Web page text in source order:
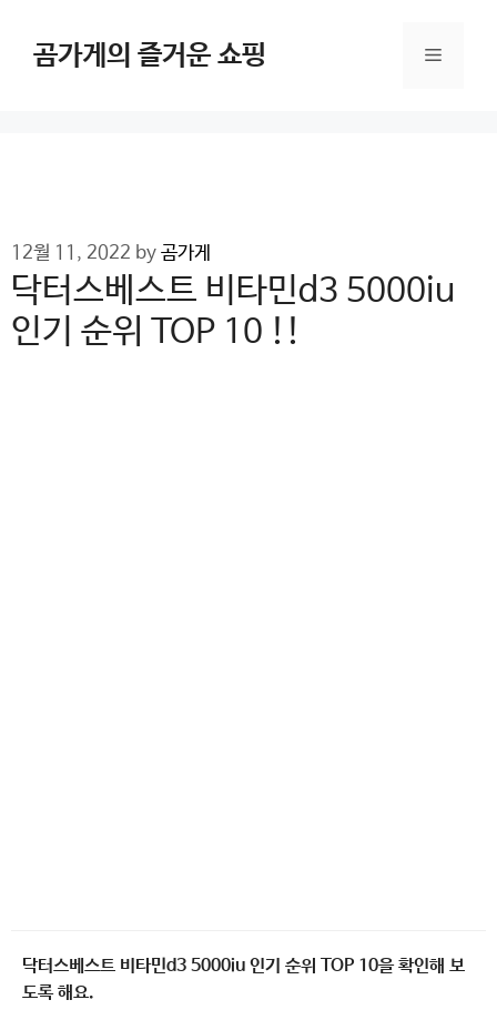
content곰가게의 즐거운 쇼핑 Menu
12월 11, 2022 by 곰가게
닥터스베스트 비타민d3 5000iu
인기 순위 TOP 10 !!
닥터스베스트 비타민d3 5000iu 인기 순위 TOP 10을 확인해 보
도록 해요.